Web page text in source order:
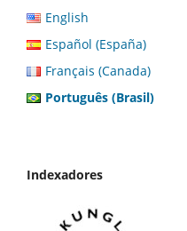
English
Español (España)
Français (Canada)
Português (Brasil)
Indexadores